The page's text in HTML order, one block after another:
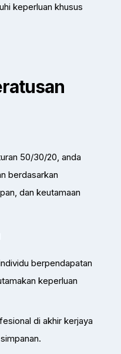
keperluan khusus
50/30/20, anda
berdasarkan
dan keutamaan
berpendapatan
keperluan
di akhir kerjaya